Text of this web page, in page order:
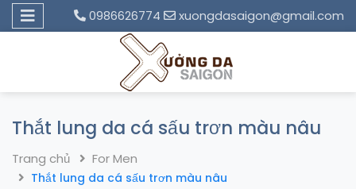
0986626774 xuongdasaigon@gmail.com
Thắt lung da cá sấu trơn màu nâu
Trang chủ For Men
Thắt lung da cá sấu trơn màu nâu